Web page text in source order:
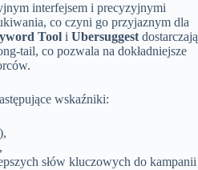
interfejsem i precyzyjnymi
co czyni go przyjaznym dla
Tool i Ubersuggest dostarczają
tail, co pozwala na dokładniejsze
wskaźniki:
słów kluczowych do kampanii